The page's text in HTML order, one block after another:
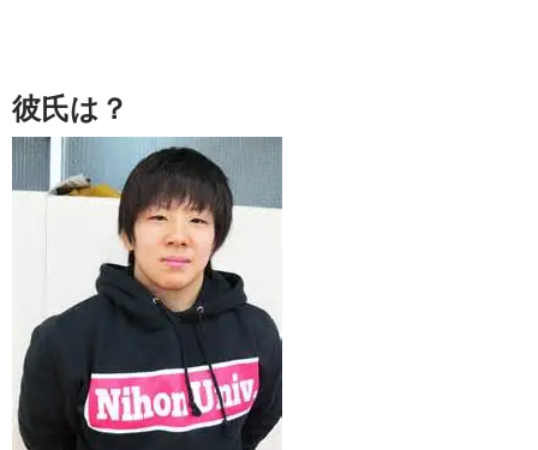
彼氏は？